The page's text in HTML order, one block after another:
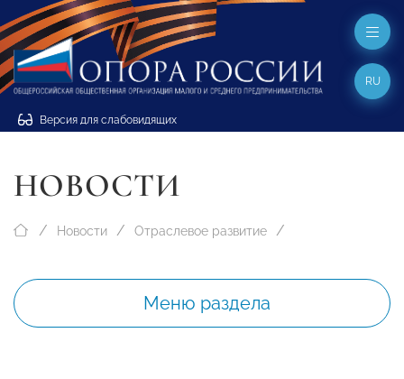
Версия для слабовидящих
RU
НОВОСТИ
Новости Отраслевое развитие
Меню раздела